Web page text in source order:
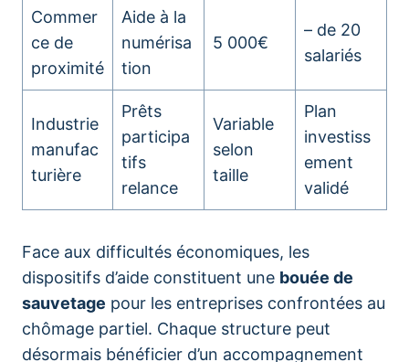
Commer
ce de
proximité
Aide à la
numérisa
tion
5 000€
– de 20
salariés
Industrie
manufac
turière
Prêts
participa
tifs
relance
Variable
selon
taille
Plan
investiss
ement
validé
Face aux difficultés économiques, les
dispositifs d’aide constituent une bouée de
sauvetage pour les entreprises confrontées au
chômage partiel. Chaque structure peut
désormais bénéficier d’un accompagnement